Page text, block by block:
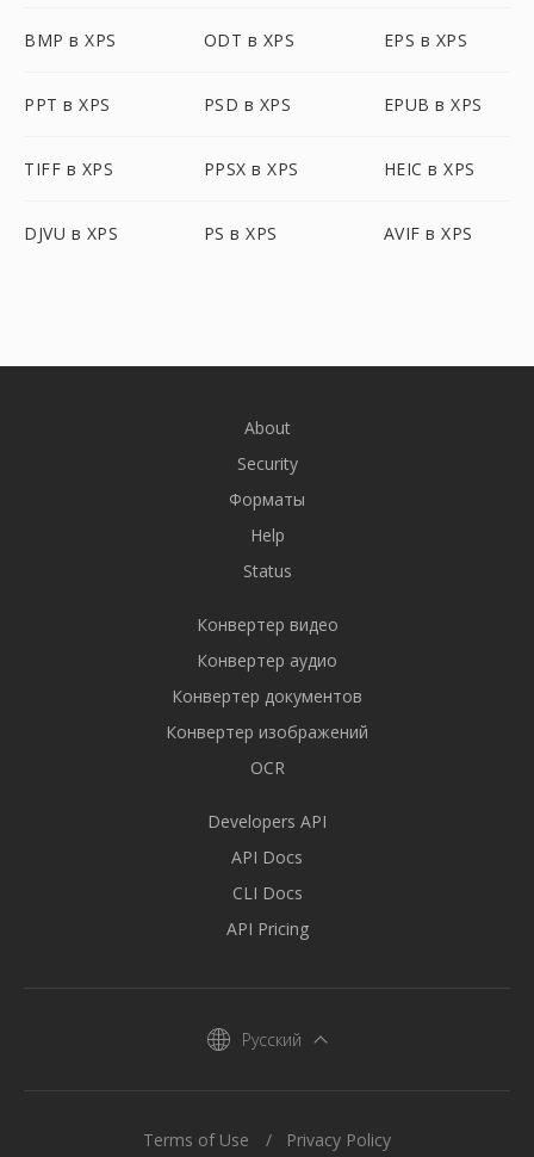
BMP в XPS ODT в XPS EPS в XPS
PPT в XPS PSD в XPS EPUB в XPS
TIFF в XPS PPSX в XPS HEIC в XPS
DJVU в XPS PS в XPS AVIF в XPS
About
Security
Форматы
Help
Status
Конвертер видео
Конвертер аудио
Конвертер документов
Конвертер изображений
OCR
Developers API
API Docs
CLI Docs
API Pricing
Русский
Terms of Use Privacy Policy